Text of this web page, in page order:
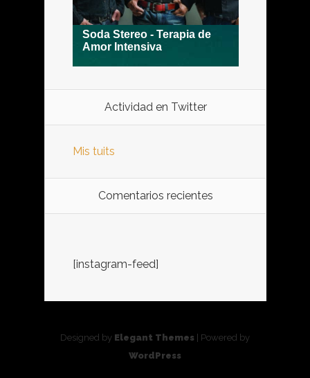
Actividad en Twitter
Mis tuits
Comentarios recientes
[instagram-feed]
Designed by Elegant Themes | Powered by
WordPress